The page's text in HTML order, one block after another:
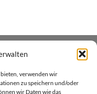
verwenden wir
zu speichern und/oder
wir Daten wie das
Handwerker -